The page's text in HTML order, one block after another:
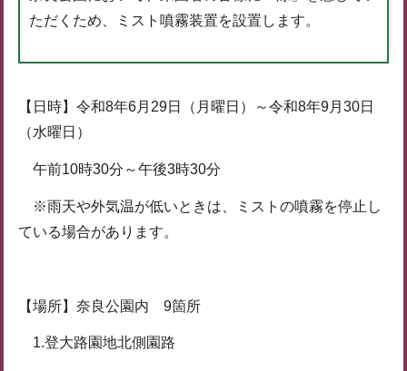
ただくため、ミスト噴霧装置を設置します。
【日時】令和8年6月29日（月曜日）～令和8年9月30日
（水曜日）
午前10時30分～午後3時30分
※雨天や外気温が低いときは、ミストの噴霧を停止し
ている場合があります。
【場所】奈良公園内 9箇所
1.登大路園地北側園路